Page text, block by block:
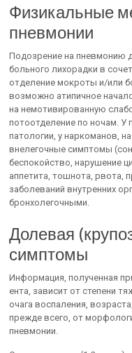
Физикальные
пневмонии
Подозрение на пневмонию
больного лихорадки в
от­деление мокроты и/или
воз­можно атипичное
на немотивированную
потоотделение по ночам.
патологии, у нарко­манов,
внелегочные симптомы
беспокойство, нарушение
аппетита, тошнота, рвота,
заболеваний внутренних
бронхолегочными.
Долевая
симптомы
Информация, полученная
ента, зависит от степени
очага воспаления,
прежде всего, от
пневмонии.